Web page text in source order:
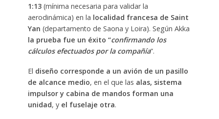
1:13(mínima necesaria para validar la
aerodinámica) en la localidad francesa de Saint
Yan (departamento de Saona y Loira). Según Akka
la prueba fue un éxito “confirmando los
cálculos efectuados por la compañía”.
El diseño corresponde a un avión de un pasillo
de alcance medio, en el que las alas, sistema
impulsor y cabina de mandos forman una
unidad, y el fuselaje otra.